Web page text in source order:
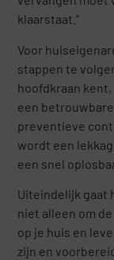
klaarstaat.”
Voor
stappen te
hoofdkraan
een
preventieve
wordt een
een snel
Uiteindelijk gaat
niet alleen om
op je huis en
zijn en